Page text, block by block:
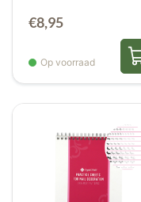
€8,95
Op voorraad